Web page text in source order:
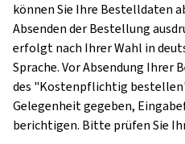
können Sie Ihre Bestelldaten
Absenden der Bestellung
erfolgt nach Ihrer Wahl in
Sprache. Vor Absendung Ihrer
des "Kostenpflichtig
Gelegenheit gegeben,
berichtigen. Bitte prüfen Sie